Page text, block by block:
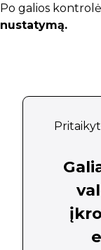
Po galios
nustatymą.